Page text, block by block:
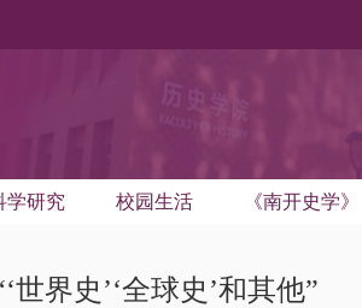
学研究 校园生活 《南开史学》
界史’‘全球史’和其他”